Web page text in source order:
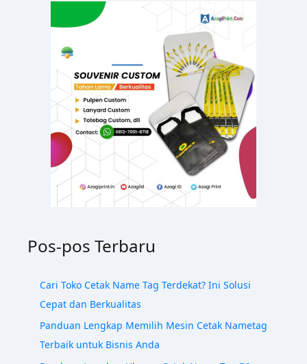
Pos-pos Terbaru
Cari Toko Cetak Name Tag Terdekat? Ini Solusi
Cepat dan Berkualitas
Panduan Lengkap Memilih Mesin Cetak Nametag
Terbaik untuk Bisnis Anda